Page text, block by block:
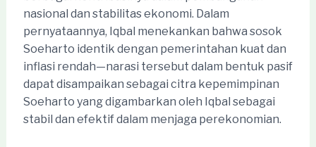
nasional dan stabilitas ekonomi. Dalam
pernyataannya, Iqbal menekankan bahwa sosok
Soeharto identik dengan pemerintahan kuat dan
inflasi rendah—narasi tersebut dalam bentuk pasif
dapat disampaikan sebagai citra kepemimpinan
Soeharto yang digambarkan oleh Iqbal sebagai
stabil dan efektif dalam menjaga perekonomian.